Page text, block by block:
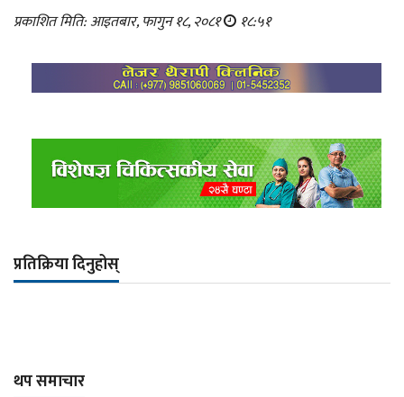
प्रकाशित मिति: आइतबार, फागुन १८, २०८१ १८:५१
प्रतिक्रिया दिनुहोस्
थप समाचार